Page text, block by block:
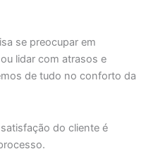
se preocupar em
lidar com atrasos e
de tudo no conforto da
do cliente é